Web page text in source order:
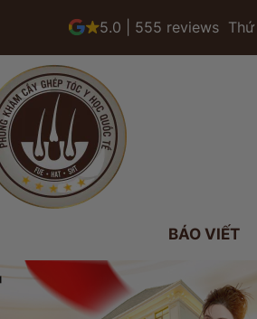
5.0 | 555 reviews
BÁO VIẾT